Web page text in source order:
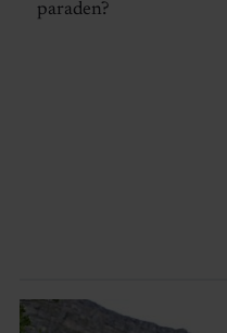
paraden?